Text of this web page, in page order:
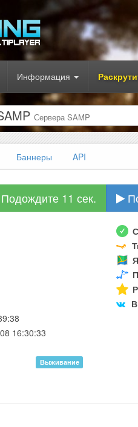
Информация
Сервера SAMP
Баннеры API
Подождите 10 сек.
16:30:33
Выживание